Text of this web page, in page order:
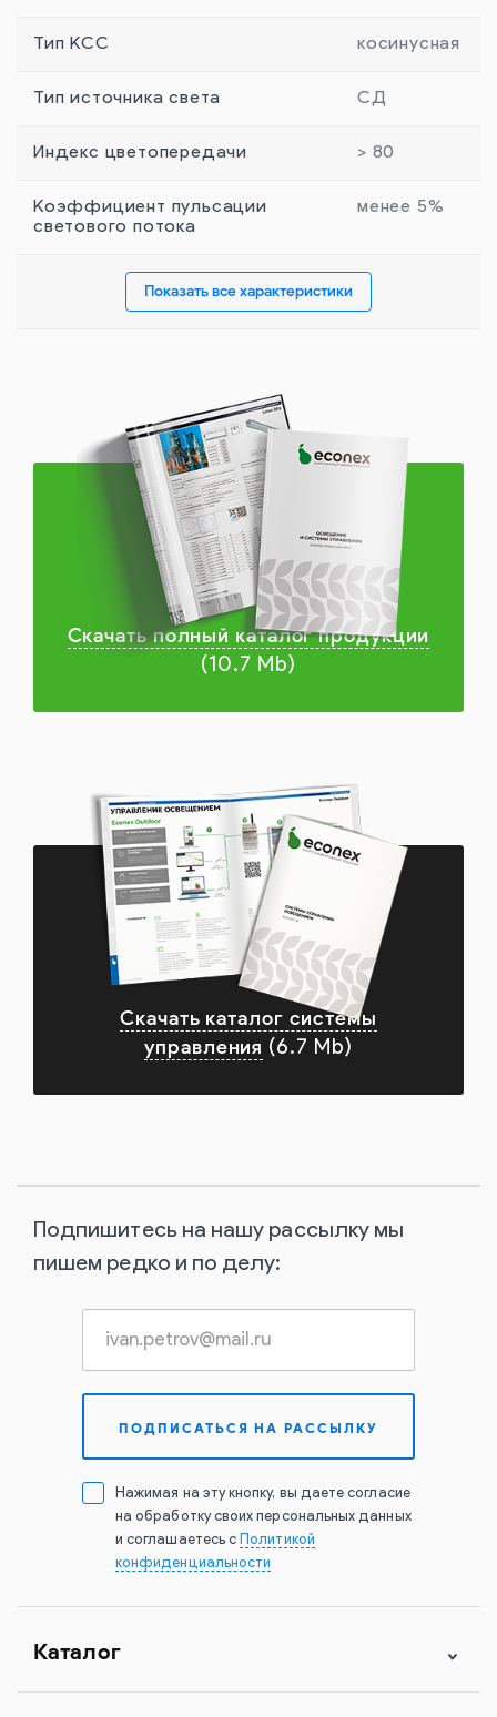
Тип КСС косинусная
Тип источника света СД
Индекс цветопередачи > 80
Коэффициент пульсации
светового потока
менее 5%
Показать все характеристики
Скачать полный каталог продукции
(10.7 Mb)
Скачать каталог системы
управления (6.7 Mb)
Подпишитесь на нашу рассылку мы
пишем редко и по делу:
Нажимая на эту кнопку, вы даете согласие
на обработку своих персональных данных
и соглашаетесь с Политикой
конфиденциальности
Каталог